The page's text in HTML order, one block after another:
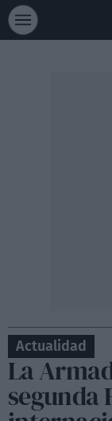
Actualidad
La
segunda